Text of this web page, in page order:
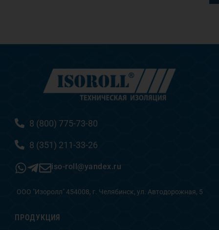
8 (800) 775-73-80
8 (351) 211-33-26
iso-roll@yandex.ru
ООО "Изоролл" 454008, г. Челябинск, ул. Автодорожная, 5
ПРОДУКЦИЯ